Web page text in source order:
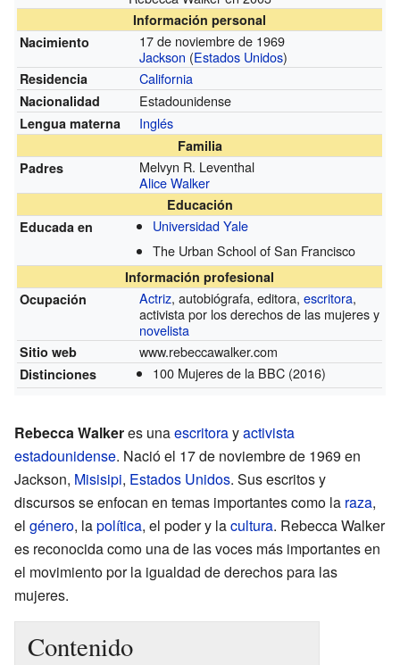
Información personal
Nacimiento
17 de noviembre de 1969
Jackson (Estados Unidos)
Residencia California
Nacionalidad Estadounidense
Lengua materna Inglés
Familia
Padres
Melvyn R. Leventhal
Alice Walker
Educación
Educada en
Universidad Yale
The Urban School of San Francisco
Información profesional
Ocupación
Actriz, autobiógrafa, editora,escritora,
activista por los derechos de las mujeres y
novelista
Sitio web www.rebeccawalker.com
Distinciones 100 Mujeres de la BBC (2016)
Rebecca Walkeres unaescritorayactivista
estadounidense. Nació el 17 de noviembre de 1969 en
Jackson, Misisipi, Estados Unidos. Sus escritos y
discursos se enfocan en temas importantes como la raza,
el género, lapolítica, el poder y lacultura. Rebecca Walker
es reconocida como una de las voces más importantes en
el movimiento por la igualdad de derechos para las
mujeres.
Contenido